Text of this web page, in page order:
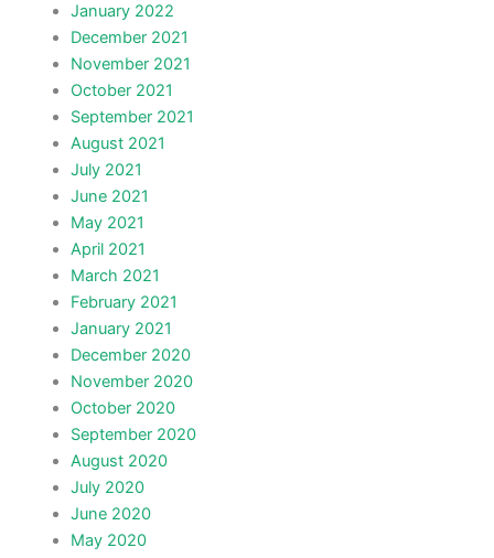
January 2022
December 2021
November 2021
October 2021
September 2021
August 2021
July 2021
June 2021
May 2021
April 2021
March 2021
February 2021
January 2021
December 2020
November 2020
October 2020
September 2020
August 2020
July 2020
June 2020
May 2020